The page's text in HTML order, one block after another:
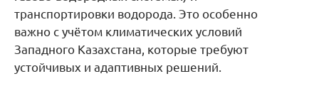
транспортировки водорода. Это особенно
важно с учётом климатических условий
Западного Казахстана, которые требуют
устойчивых и адаптивных решений.